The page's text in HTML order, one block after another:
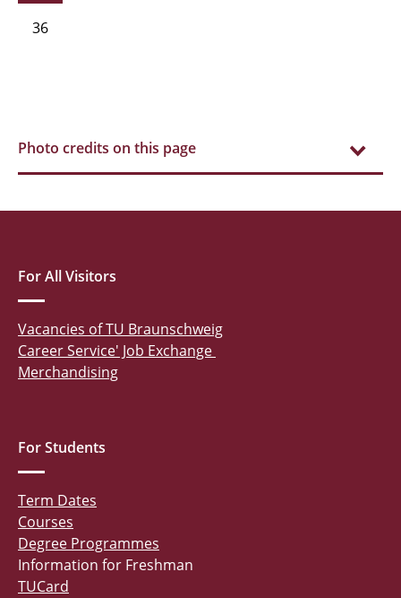
36
Photo credits on this page
For All Visitors
Vacancies of TU Braunschweig
Career Service' Job Exchange
Merchandising
For Students
Term Dates
Courses
Degree Programmes
Information for Freshman
TUCard